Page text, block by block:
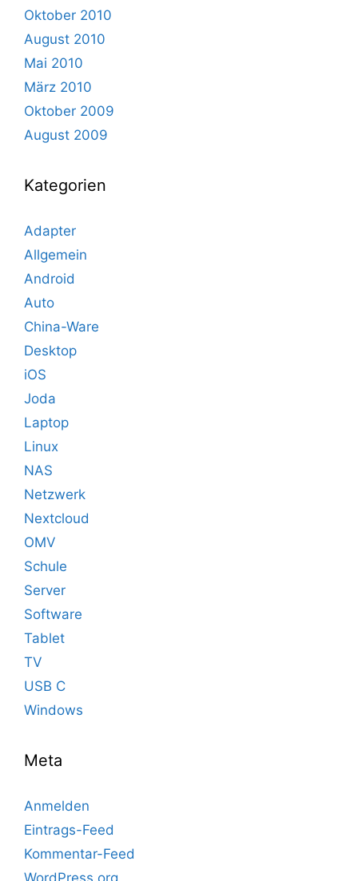
Oktober 2010
August 2010
Mai 2010
März 2010
Oktober 2009
August 2009
Kategorien
Adapter
Allgemein
Android
Auto
China-Ware
Desktop
iOS
Joda
Laptop
Linux
NAS
Netzwerk
Nextcloud
OMV
Schule
Server
Software
Tablet
TV
USB C
Windows
Meta
Anmelden
Eintrags-Feed
Kommentar-Feed
WordPress.org